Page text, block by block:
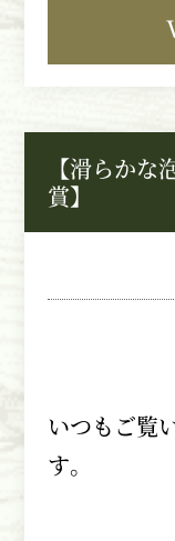
【滑らか
賞】
いつもご覧
す。